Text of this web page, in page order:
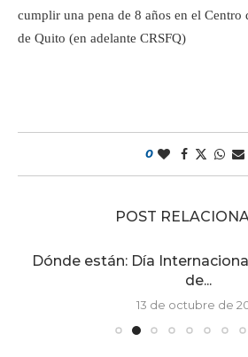
cumplir una pena de 8 años en el Centro
de Quito (en adelante CRSFQ)
0
POST
Mi hijo fue torturado por la
13 de octubre de